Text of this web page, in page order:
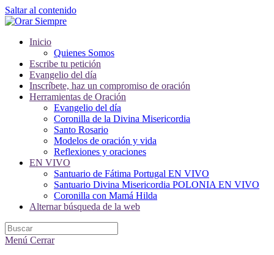
Saltar al contenido
Inicio
Quienes Somos
Escribe tu petición
Evangelio del día
Inscríbete, haz un compromiso de oración
Herramientas de Oración
Evangelio del día
Coronilla de la Divina Misericordia
Santo Rosario
Modelos de oración y vida
Reflexiones y oraciones
EN VIVO
Santuario de Fátima Portugal EN VIVO
Santuario Divina Misericordia POLONIA EN VIVO
Coronilla con Mamá Hilda
Alternar búsqueda de la web
Menú Cerrar